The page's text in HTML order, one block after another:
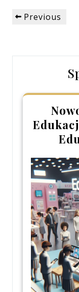
Nawigacja
wpisu
Previous
Previous